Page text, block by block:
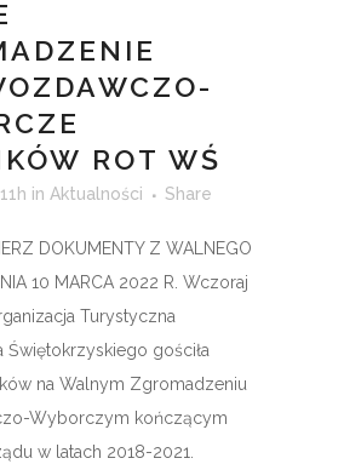
ROT WŚ
in Aktualności Share
DOKUMENTY Z WALNEGO
10 MARCA 2022 R. Wczoraj
Turystyczna
gościła
na Walnym Zgromadzeniu
Wyborczym kończącym
w latach 2018-2021.